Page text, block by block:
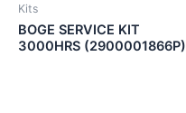
Kits
BOGE SERVICE KIT
3000HRS (2900001866P)